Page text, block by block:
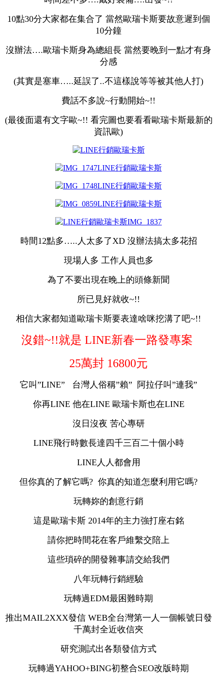
10點30分大家都在集合了 當然歐瑞卡斯要故意遲到個
10分鐘
沒辦法….歐瑞卡斯身為總組長 當然要晚到一點才有身
分感
(其實是塞車…..延誤了..不這樣說等等被其他人打)
費話不多說~行動開始~!!
(最後面還有文字歐~!! 看完圖也要看看歐瑞卡斯最新的
資訊歐)
時間12點多…..人太多了XD 沒辦法搞太多花招
現場人多 工作人員也多
為了不要出現在晚上的頭條新聞
所已見好就收~!!
相信大家都知道歐瑞卡斯要表達啥咪挖溝了吧~!!
沒錯~!!就是 LINE新春一路發專案
25萬封 16800元
它叫”LINE” 台灣人俗稱”賴” 阿拉仔叫”連我”
你再LINE 他在LINE 歐瑞卡斯也在LINE
沒日沒夜 苦心專研
LINE飛行時數長達四千三百二十個小時
LINE人人都會用
但你真的了解它嗎? 你真的知道怎麼利用它嗎?
玩轉妳的創意行銷
這是歐瑞卡斯 2014年的主力強打座右銘
請你把時間花在客戶維繫交陪上
這些瑣碎的開發雜事請交給我們
八年玩轉行銷經驗
玩轉過EDM最困難時期
推出MAIL2XXX發信 WEB全台灣第一人一個帳號日發
千萬封全近收信夾
研究測試出各類發信方式
玩轉過YAHOO+BING初整合SEO改版時期